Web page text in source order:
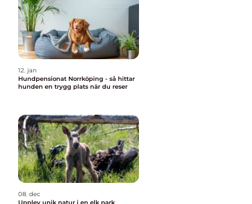
12. jan
Hundpensionat Norrköping - så hittar
hunden en trygg plats när du reser
08. dec